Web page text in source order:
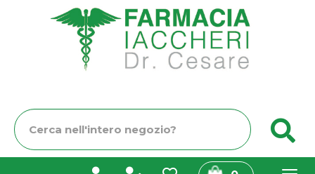
Cerca
Prodotto